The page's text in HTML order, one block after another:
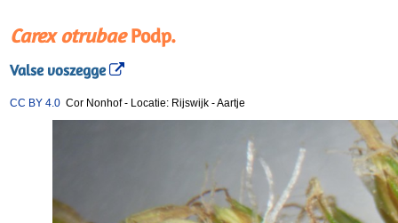
Carex otrubaePodp.
Valse voszegge
CC BY 4.0 Cor Nonhof- Locatie: Rijswijk -Aartje